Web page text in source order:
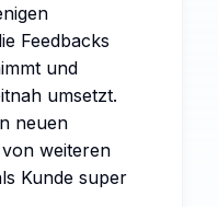
Feedbacks
und
umsetzt.
neuen
weiteren
Kunde super